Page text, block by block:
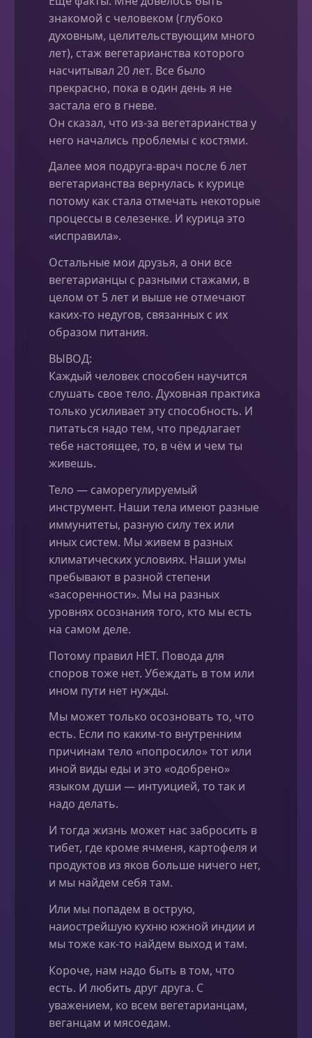
знакомой с человеком (глубоко
духовным, целительствующим много
лет), стаж вегетарианства которого
насчитывал 20 лет. Все было
прекрасно, пока в один день я не
застала его в гневе.
Он сказал, что из-за вегетарианства у
него начались проблемы с костями.
Далее моя подруга-врач после 6 лет
вегетарианства вернулась к курице
потому как стала отмечать некоторые
процессы в селезенке. И курица это
«исправила».
Остальные мои друзья, а они все
вегетарианцы с разными стажами, в
целом от 5 лет и выше не отмечают
каких-то недугов, связанных с их
образом питания.
ВЫВОД:
Каждый человек способен научится
слушать свое тело. Духовная практика
только усиливает эту способность. И
питаться надо тем, что предлагает
тебе настоящее, то, в чём и чем ты
живешь.
Тело — саморегулируемый
инструмент. Наши тела имеют разные
иммунитеты, разную силу тех или
иных систем. Мы живем в разных
климатических условиях. Наши умы
пребывают в разной степени
«засоренности». Мы на разных
уровнях осознания того, кто мы есть
на самом деле.
Потому правил НЕТ. Повода для
споров тоже нет. Убеждать в том или
ином пути нет нужды.
Мы может только осозновать то, что
есть. Если по каким-то внутренним
причинам тело «попросило» тот или
иной виды еды и это «одобрено»
языком души — интуицией, то так и
надо делать.
И тогда жизнь может нас забросить в
тибет, где кроме ячменя, картофеля и
продуктов из яков больше ничего нет,
и мы найдем себя там.
Или мы попадем в острую,
наиострейшую кухню южной индии и
мы тоже как-то найдем выход и там.
Короче, нам надо быть в том, что
есть. И любить друг друга. С
уважением, ко всем вегетарианцам,
веганцам и мясоедам.